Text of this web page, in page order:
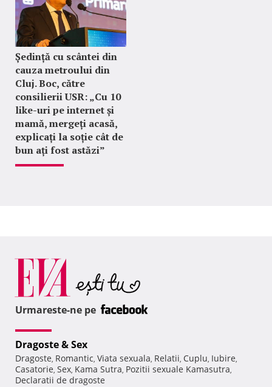
Ședință cu scântei din
cauza metroului din
Cluj. Boc, către
consilierii USR: „Cu 10
like-uri pe internet și
mamă, mergeți acasă,
explicați la soție cât de
bun ați fost astăzi”
Urmareste-ne pe
Dragoste & Sex
Dragoste, Romantic, Viata sexuala, Relatii, Cuplu, Iubire,
Casatorie, Sex, Kama Sutra, Pozitii sexuale Kamasutra,
Declaratii de dragoste